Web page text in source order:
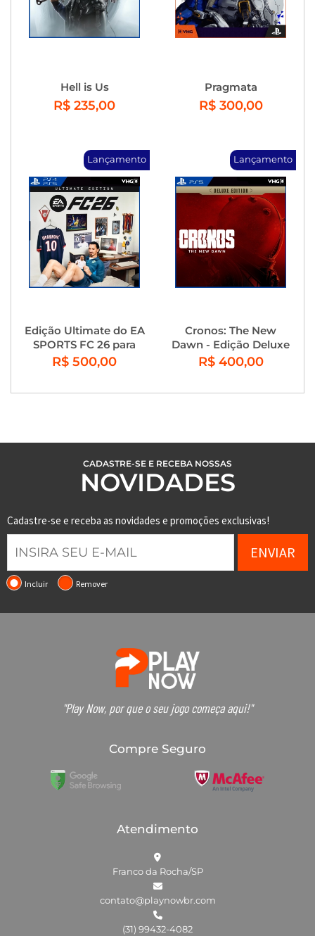
Hell is Us
R$ 235,00
Pragmata
R$ 300,00
Lançamento
Edição Ultimate do EA
SPORTS FC 26 para
Playstation 4 e
R$ 500,00
Lançamento
Cronos: The New
Dawn - Edição Deluxe
R$ 400,00
CADASTRE-SE E RECEBA NOSSAS
NOVIDADES
Cadastre-se e receba as novidades e promoções exclusivas!
ENVIAR
Incluir Remover
"Play Now, por que o seu jogo começa aqui!"
Compre Seguro
Atendimento
Franco da Rocha/SP
contato@playnowbr.com
(31) 99432-4082